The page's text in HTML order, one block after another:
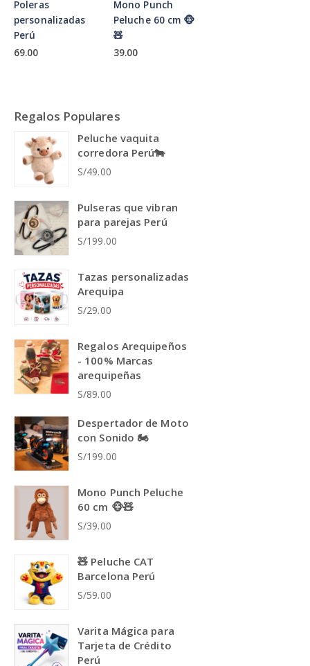
Poleras
personalizadas
Perú
69.00
Mono Punch
Peluche 60 cm 🐵
🧸
39.00
Regalos Populares
Peluche vaquita
corredora Perú🐄
S/49.00
Pulseras que vibran
para parejas Perú
S/199.00
Tazas personalizadas
Arequipa
S/29.00
Regalos Arequipeños
- 100% Marcas
arequipeñas
S/89.00
Despertador de Moto
con Sonido 🏍️
S/199.00
Mono Punch Peluche
60 cm 🐵🧸
S/39.00
🧸 Peluche CAT
Barcelona Perú
S/59.00
Varita Mágica para
Tarjeta de Crédito
Perú